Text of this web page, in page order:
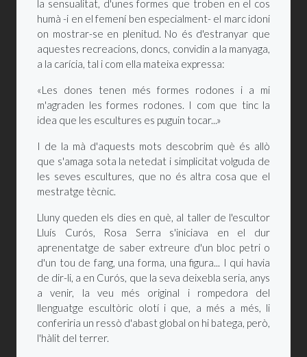
la sensualitat, d'unes formes que troben en el cos
humà -i en el femení ben especialment- el marc idoni
on mostrar-se en plenitud. No és d'estranyar que
aquestes recreacions, doncs, convidin a la manyaga,
a la carícia, tal i com ella mateixa expressa:
«Les dones tenen més formes rodones i a mi
m'agraden les formes rodones. I com que tinc la
idea que les escultures es puguin tocar...»
I de la mà d'aquests mots descobrim què és allò
que s'amaga sota la netedat i simplicitat volguda de
les seves escultures, que no és altra cosa que el
mestratge tècnic.
Lluny queden els dies en què, al taller de l'escultor
Lluís Curós, Rosa Serra s'iniciava en el dur
aprenentatge de saber extreure d'un bloc petri o
d'un tou de fang, una forma, una figura... I qui havia
de dir-li, a en Curós, que la seva deixebla seria, anys
a venir, la veu més original i rompedora del
llenguatge escultòric olotí i que, a més a més, li
conferiria un ressò d'abast global on hi batega, però,
l'hàlit del terrer.